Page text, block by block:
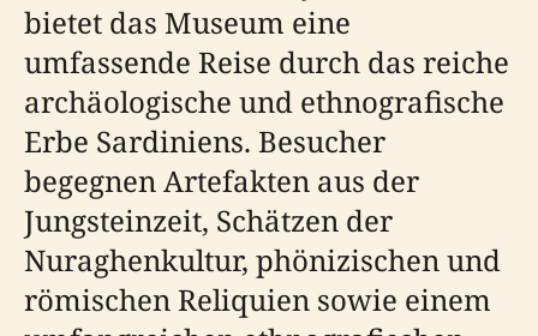
bietet das Museum eine
umfassende Reise durch das reiche
archäologische und ethnografische
Erbe Sardiniens. Besucher
begegnen Artefakten aus der
Jungsteinzeit, Schätzen der
Nuraghenkultur, phönizischen und
römischen Reliquien sowie einem